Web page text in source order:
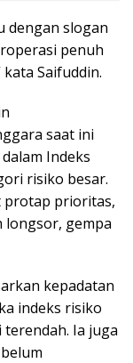
dengan slogan
penuh
kata Saifuddin.
saat ini
Indeks
risiko besar.
protap prioritas,
gempa
kepadatan
indeks risiko
Ia juga